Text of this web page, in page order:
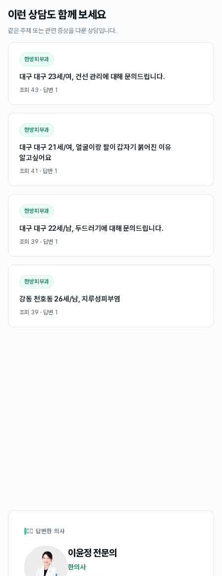
이런 상담도 함께 보세요
같은 주제 또는 관련 증상을 다룬 상담입니다.
한방피부과
대구 대구 23세/여, 건선 관리에 대해 문의드립니다.
조회 43 · 답변 1
한방피부과
대구 대구 21세/여, 얼굴이랑 팔이 갑자기 붉어진 이유
알고싶어요
조회 41 · 답변 1
한방피부과
대구 대구 22세/남, 두드러기에 대해 문의드립니다.
조회 39 · 답변 1
한방피부과
강동 천호동 26세/남, 지루성피부염
조회 39 · 답변 1
👩‍⚕️ 답변한 의사
이윤정전문의
한의사